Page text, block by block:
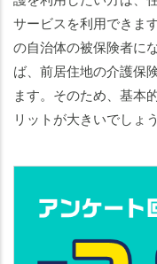
サービスを利用できま
の自治体の被保険者に
ば、前居住地の介護保
ます。そのため、基本
リットが大きいでしょ